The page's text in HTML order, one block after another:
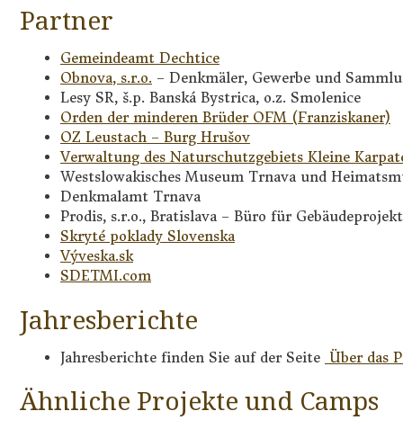
Partner
Gemeindeamt Dechtice
Obnova, s.r.o. – Denkmäler, Gewerbe und
Lesy SR, š.p. Banská Bystrica, o.z. Smolenice
Orden der minderen Brüder OFM (Franziskaner)
OZ Leustach – Burg Hrušov
Verwaltung des Naturschutzgebiets Kleine
Westslowakisches Museum Trnava und
Denkmalamt Trnava
Prodis, s.r.o., Bratislava – Büro für
Skryté poklady Slovenska
Výveska.sk
SDETMI.com
Jahresberichte
Jahresberichte finden Sie auf der Seite Über das
Ähnliche Projekte und Camps